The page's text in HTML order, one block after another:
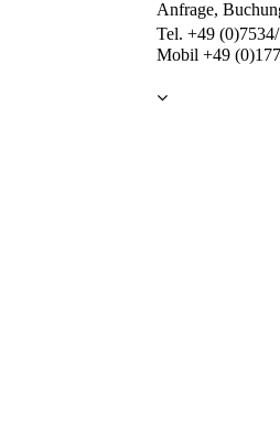
Anfrage,
Tel. +49
Mobil +49